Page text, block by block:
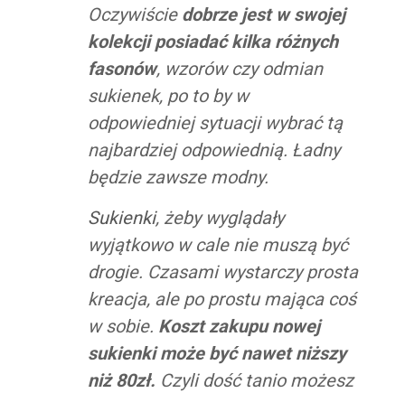
Oczywiście dobrze jest w swojej
kolekcji posiadać kilka różnych
fasonów, wzorów czy odmian
sukienek, po to by w
odpowiedniej sytuacji wybrać tą
najbardziej odpowiednią. Ładny
będzie zawsze modny.
Sukienki, żeby wyglądały
wyjątkowo w cale nie muszą być
drogie. Czasami wystarczy prosta
kreacja, ale po prostu mająca coś
w sobie. Koszt zakupu nowej
sukienki może być nawet niższy
niż 80zł. Czyli dość tanio możesz